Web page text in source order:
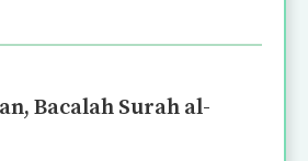
Bacalah Surah al-